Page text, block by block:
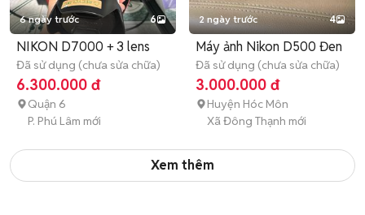
6 ngày trước 6
NIKON D7000 + 3 lens
Đã sử dụng (chưa sửa chữa)
6.300.000 đ
Quận 6
P. Phú Lâm mới
2 ngày trước 4
Máy ảnh Nikon D500 Đen
Đã sử dụng (chưa sửa chữa)
3.000.000 đ
Huyện Hóc Môn
Xã Đông Thạnh mới
Xem thêm